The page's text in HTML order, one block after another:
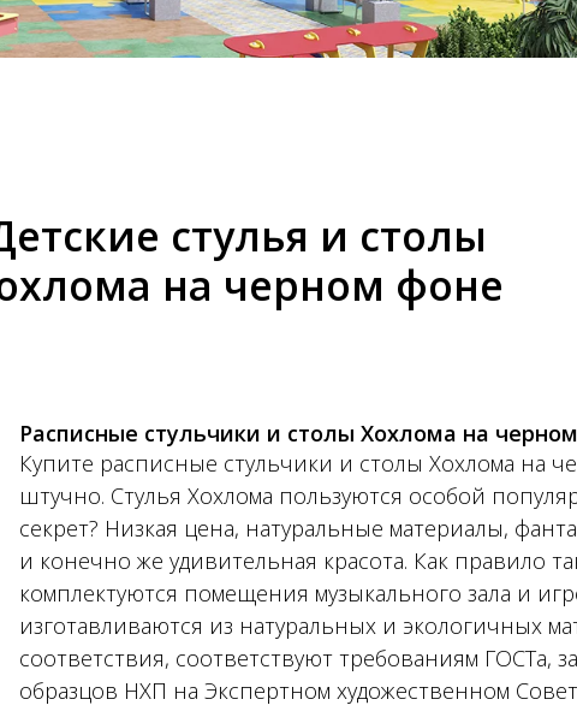
стулья и столы
на черном фоне
Расписные стульчики и столы Хохлома на
Купите расписные стульчики и столы Хохлома на
штучно. Стулья Хохлома пользуются особой
секрет? Низкая цена, натуральные материалы,
и конечно же удивительная красота. Как правило
комплектуются помещения музыкального зала и
изготавливаются из натуральных и экологичных
соответствия, соответствуют требованиям ГОСТа,
образцов НХП на Экспертном художественном